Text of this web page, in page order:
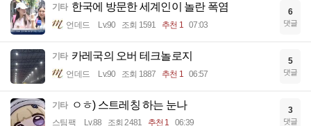
기타 한국에 방문한 세계인이 놀란 폭염
언데드 Lv.90 조회 1591 추천 1 07:03
6
댓글
기타 카레국의 오버 테크놀로지
언데드 Lv.90 조회 1887 추천 1 06:57
5
댓글
기타 ㅇㅎ) 스트레칭 하는 눈나
스팀팩 Lv.88 조회 2481 추천 1 06:39
3
댓글